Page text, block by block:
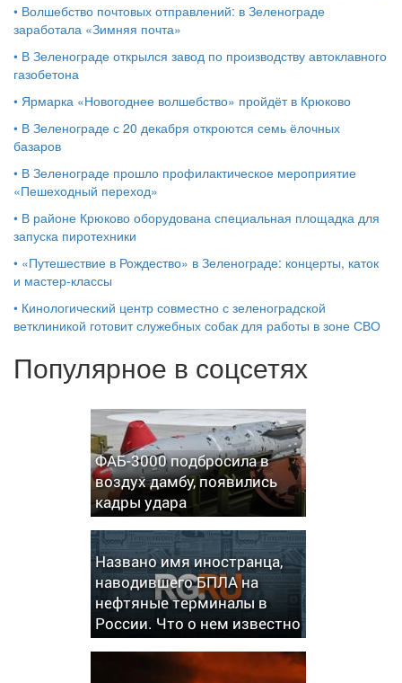
• Волшебство почтовых отправлений: в Зеленограде
заработала «Зимняя почта»
• В Зеленограде открылся завод по производству автоклавного
газобетона
• Ярмарка «Новогоднее волшебство» пройдёт в Крюково
• В Зеленограде с 20 декабря откроются семь ёлочных
базаров
• В Зеленограде прошло профилактическое мероприятие
«Пешеходный переход»
• В районе Крюково оборудована специальная площадка для
запуска пиротехники
• «Путешествие в Рождество» в Зеленограде: концерты, каток
и мастер‑классы
• Кинологический центр совместно с зеленоградской
ветклиникой готовит служебных собак для работы в зоне СВО
Популярное в соцсетях
ФАБ-3000 подбросила в
воздух дамбу, появились
кадры удара
Названо имя иностранца,
наводившего БПЛА на
нефтяные терминалы в
России. Что о нем известно